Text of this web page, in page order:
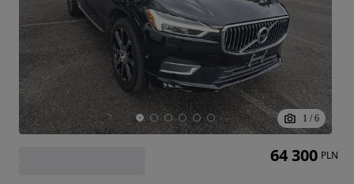
1 / 6
64 300 PLN